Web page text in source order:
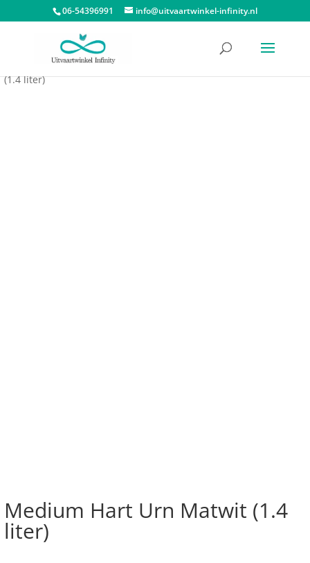
06-54396991 info@uitvaartwinkel-infinity.nl
Dieren urnen/Dieren urn hart
(1.4 liter)
Medium Hart Urn Matwit (1.4
liter)